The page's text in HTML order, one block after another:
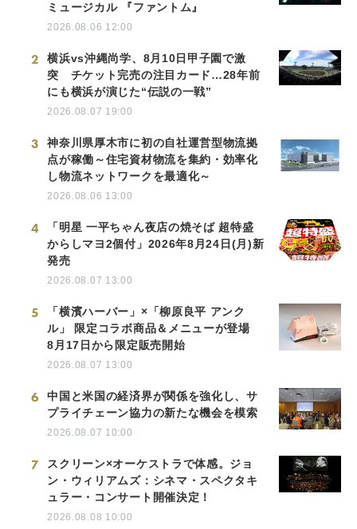
ミュージカル 『ファントム』
2026.08.06 12:00
2
横浜vs沖縄尚学、8月10日甲子園で激
突 チケット完売の注目カード…28年前
にも横浜が演じた“伝説の一戦”
2026.08.07 19:00
3
神奈川県厚木市に初の自社運営型物流拠
点が稼働～住宅資材物流を集約・効率化
し物流ネットワークを最適化～
2026.08.06 13:00
4
「明星 一平ちゃん夜店の焼そば 超特盛
からしマヨ2個付」2026年8月24日(月)新
発売
2026.08.07 13:00
5
「横濱ハーバー」×「柳原良平 アンク
ル」 限定コラボ商品＆メニューが登場
8月17日から限定販売開始
2026.08.07 13:00
6
中国と米国の経済界が関係を強化し、サ
プライチェーン協力の新たな機会を模索
2026.08.07 10:00
7
スクリーン×オーケストラで体感。ジョ
ン・ウィリアムズ：シネマ・スペクタキ
ュラー・コンサート開催決定！
2026.08.08 10:00